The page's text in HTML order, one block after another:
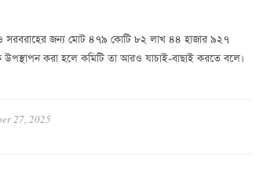
ও সরবরাহের জন্য মোট ৪৭৯ কোটি ৮২ লাখ ৪৪ হাজার ৯২৭
উপস্থাপন করা হলে কমিটি তা আরও যাচাই-বাছাই করতে বলে।
27, 2025